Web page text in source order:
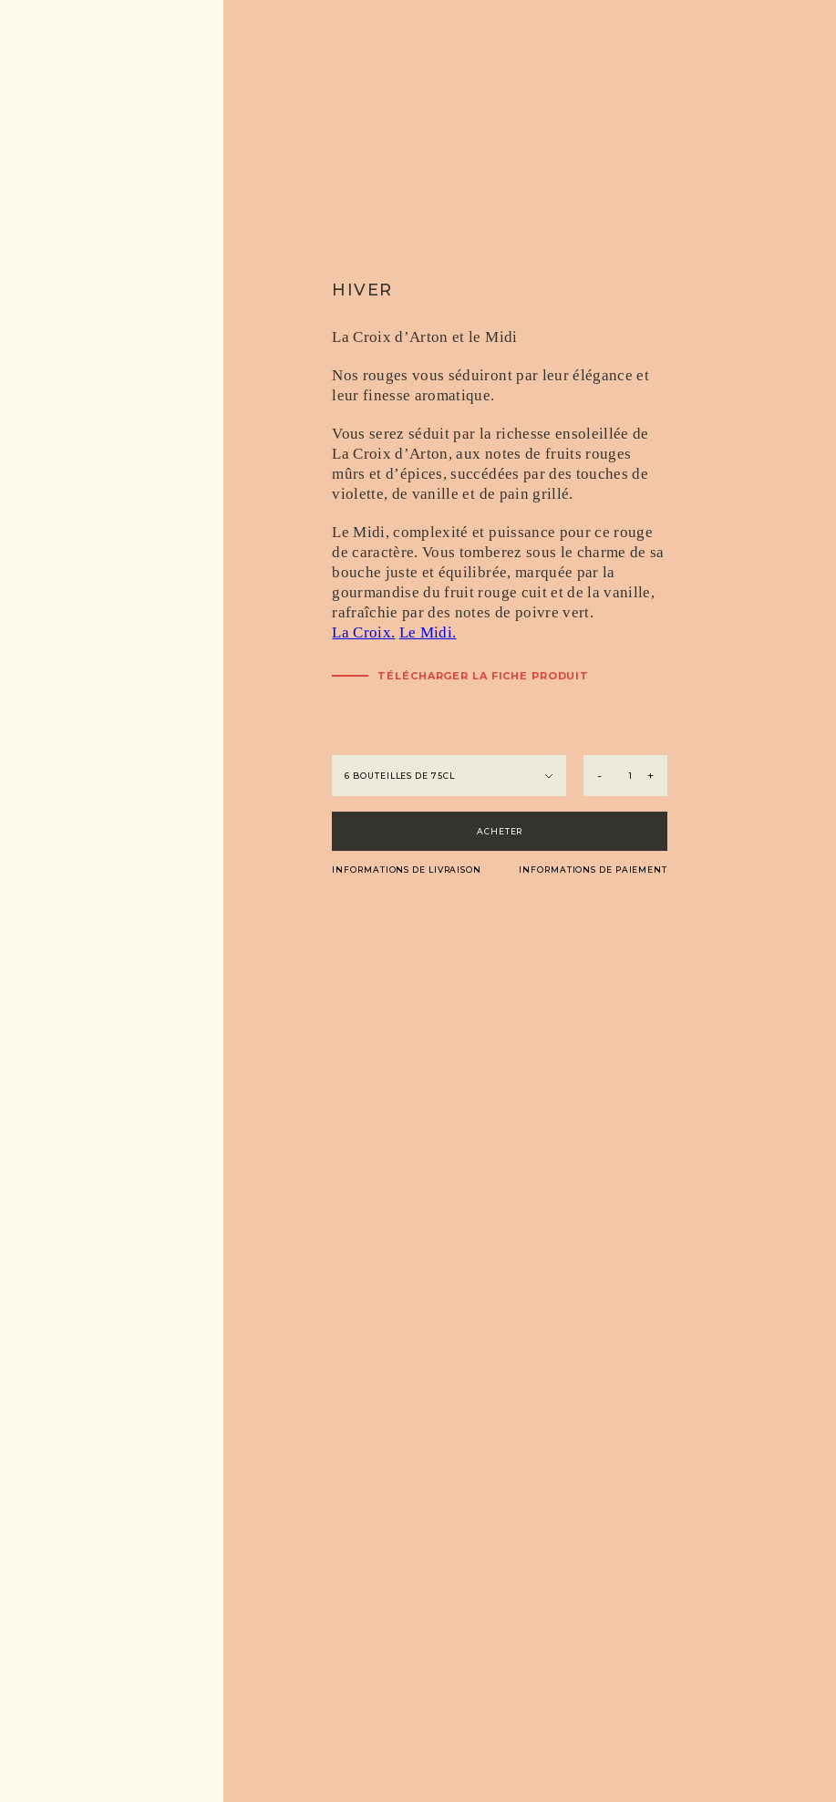
HIVER
La Croix d’Arton et le Midi
Nos rouges vous séduiront par leur élégance et
leur finesse aromatique.
Vous serez séduit par la richesse ensoleillée de
La Croix d’Arton, aux notes de fruits rouges
mûrs et d’épices, succédées par des touches de
violette, de vanille et de pain grillé.
Le Midi, complexité et puissance pour ce rouge
de caractère. Vous tomberez sous le charme de sa
bouche juste et équilibrée, marquée par la
gourmandise du fruit rouge cuit et de la vanille,
rafraîchie par des notes de poivre vert.
La Croix. Le Midi.
TÉLÉCHARGER LA FICHE PRODUIT
+
Hiver
-
ACHETER
INFORMATIONS DE LIVRAISON INFORMATIONS DE PAIEMENT